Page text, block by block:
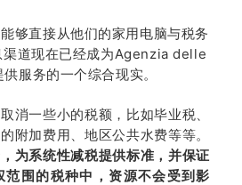
够直接从他们的家用电脑与税务
渠道现在已经成为Agenzia delle
服务的一个综合现实。
消一些小的税额，比如毕业税、
附加费用、地区公共水费等等。
为系统性减税提供标准，并保证
范围的税种中，资源不会受到影